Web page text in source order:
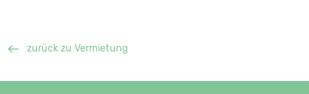
zurück zu Vermietung